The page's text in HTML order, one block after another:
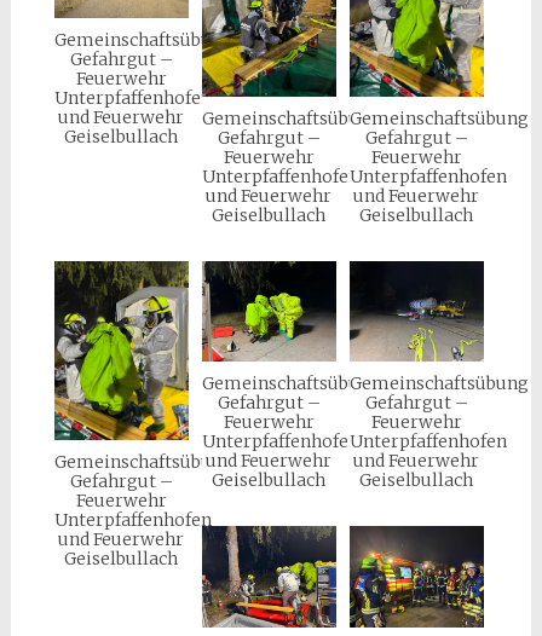
Gemeinschaftsübung
Gefahrgut –
Feuerwehr
Unterpfaffenhofen
und Feuerwehr
Geiselbullach
Gemeinschaftsübung
Gefahrgut –
Feuerwehr
Unterpfaffenhofen
und Feuerwehr
Geiselbullach
Gemeinschaftsübung
Gefahrgut –
Feuerwehr
Unterpfaffenhofen
und Feuerwehr
Geiselbullach
Gemeinschaftsübung
Gefahrgut –
Feuerwehr
Unterpfaffenhofen
und Feuerwehr
Geiselbullach
Gemeinschaftsübung
Gefahrgut –
Feuerwehr
Unterpfaffenhofen
und Feuerwehr
Geiselbullach
Gemeinschaftsübung
Gefahrgut –
Feuerwehr
Unterpfaffenhofen
und Feuerwehr
Geiselbullach